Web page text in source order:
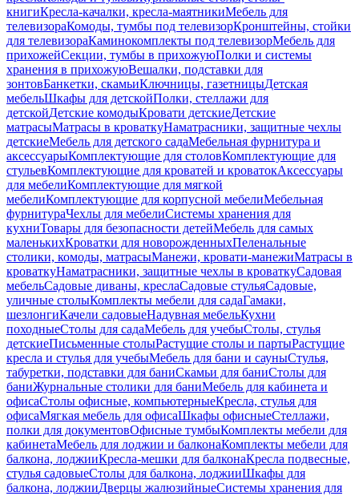
книгиКресла-качалки, кресла-маятникиМебель для
телевизораКомоды, тумбы под телевизорКронштейны, стойки
для телевизораКаминокомплекты под телевизорМебель для
прихожейСекции, тумбы в прихожуюПолки и системы
хранения в прихожуюВешалки, подставки для
зонтовБанкетки, скамьиКлючницы, газетницыДетская
мебельШкафы для детскойПолки, стеллажи для
детскойДетские комодыКровати детскиеДетские
матрасыМатрасы в кроваткуНаматрасники, защитные чехлы
детскиеМебель для детского садаМебельная фурнитура и
аксессуарыКомплектующие для столовКомплектующие для
стульевКомплектующие для кроватей и кроватокАксессуары
для мебелиКомплектующие для мягкой
мебелиКомплектующие для корпусной мебелиМебельная
фурнитураЧехлы для мебелиСистемы хранения для
кухниТовары для безопасности детейМебель для самых
маленькихКроватки для новорожденныхПеленальные
столики, комоды, матрасыМанежи, кровати-манежиМатрасы в
кроваткуНаматрасники, защитные чехлы в кроваткуСадовая
мебельСадовые диваны, креслаСадовые стульяСадовые,
уличные столыКомплекты мебели для садаГамаки,
шезлонгиКачели садовыеНадувная мебельКухни
походныеСтолы для садаМебель для учебыСтолы, стулья
детскиеПисьменные столыРастущие столы и партыРастущие
кресла и стулья для учебыМебель для бани и сауныСтулья,
табуретки, подставки для баниСкамьи для баниСтолы для
баниЖурнальные столики для баниМебель для кабинета и
офисаСтолы офисные, компьютерныеКресла, стулья для
офисаМягкая мебель для офисаШкафы офисныеСтеллажи,
полки для документовОфисные тумбыКомплекты мебели для
кабинетаМебель для лоджии и балконаКомплекты мебели для
балкона, лоджииКресла-мешки для балконаКресла подвесные,
стулья садовыеСтолы для балкона, лоджииШкафы для
балкона, лоджииДверцы жалюзийныеСистемы хранения для